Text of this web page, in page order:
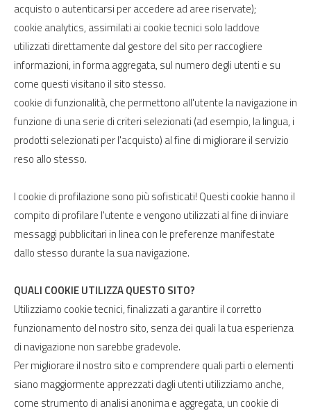
acquisto o autenticarsi per accedere ad aree riservate);
cookie analytics, assimilati ai cookie tecnici solo laddove
utilizzati direttamente dal gestore del sito per raccogliere
informazioni, in forma aggregata, sul numero degli utenti e su
come questi visitano il sito stesso.
cookie di funzionalità, che permettono all'utente la navigazione in
funzione di una serie di criteri selezionati (ad esempio, la lingua, i
prodotti selezionati per l'acquisto) al fine di migliorare il servizio
reso allo stesso.
I cookie di profilazione sono più sofisticati! Questi cookie hanno il
compito di profilare l'utente e vengono utilizzati al fine di inviare
messaggi pubblicitari in linea con le preferenze manifestate
dallo stesso durante la sua navigazione.
QUALI COOKIE UTILIZZA QUESTO SITO?
Utilizziamo cookie tecnici, finalizzati a garantire il corretto
funzionamento del nostro sito, senza dei quali la tua esperienza
di navigazione non sarebbe gradevole.
Per migliorare il nostro sito e comprendere quali parti o elementi
siano maggiormente apprezzati dagli utenti utilizziamo anche,
come strumento di analisi anonima e aggregata, un cookie di